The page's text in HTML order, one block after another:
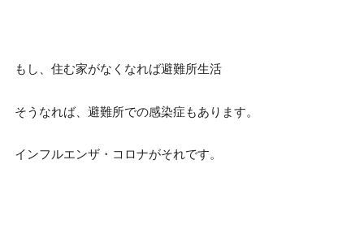
もし、住む家がなくなれば避難所生活
そうなれば、避難所での感染症もあります。
インフルエンザ・コロナがそれです。